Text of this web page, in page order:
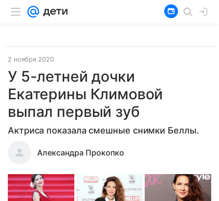
2 ноября 2020
У 5-летней дочки
Екатерины Климовой
выпал первый зуб
Актриса показала смешные снимки Беллы.
Александра Прокопко